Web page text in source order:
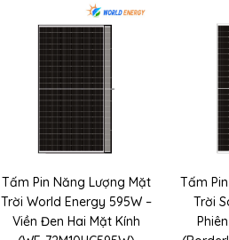
Tấm Pin Năng Lượng Mặt
Trời World Energy 595W –
Viền Đen Hai Mặt Kính
Tấm
Trời